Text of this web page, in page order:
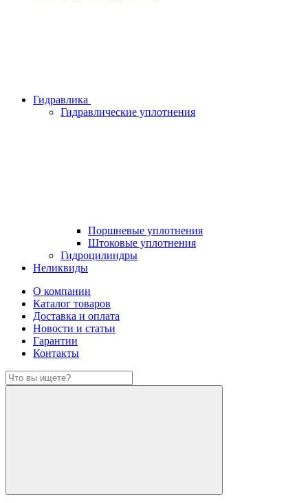
Гидравлика
Гидравлические уплотнения
Поршневые уплотнения
Штоковые уплотнения
Гидроцилиндры
Неликвиды
О компании
Каталог товаров
Доставка и оплата
Новости и статьи
Гарантии
Контакты